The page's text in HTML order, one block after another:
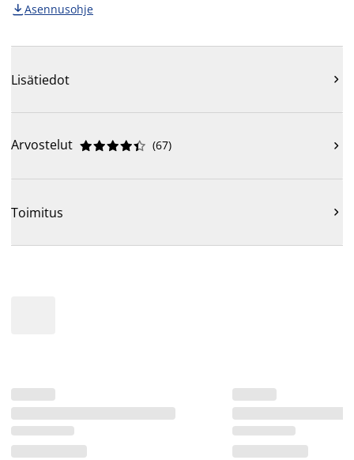
 Asennusohje
Lisätiedot 
Arvostelut 




 (67) 
Toimitus 